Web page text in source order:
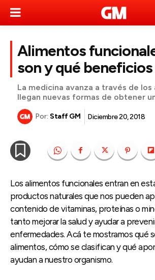
Alimentos
son y qué
La medicina avanza a través de los
llegan nuevas formas de obtener
Por: Staff GM Diciembre 20, 2018
Los alimentos funcionales entran en
productos naturales que nos pueden
contenido de vitaminas, proteínas o
tanto mejorar la salud y ayudar a
enfermedades. Acá te mostramos qué
alimentos, cómo se clasifican y qué
ayudan a nuestro organismo.